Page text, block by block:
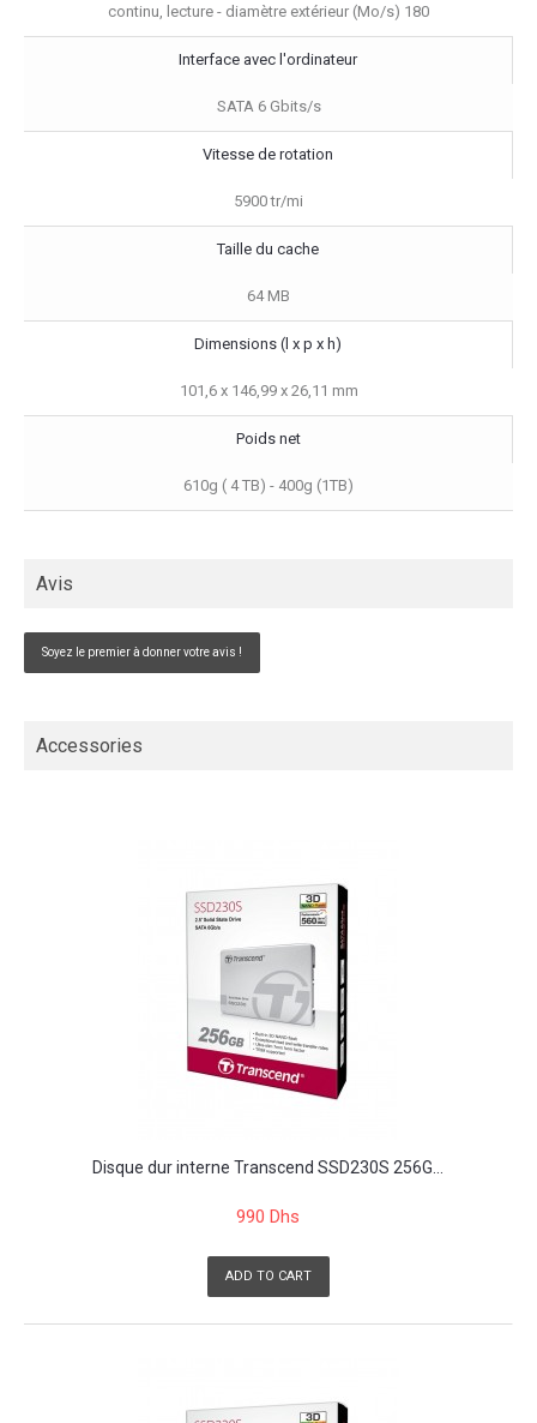
continu, lecture - diamètre extérieur (Mo/s) 180
Interface avec l'ordinateur
SATA 6 Gbits/s
Vitesse de rotation
5900 tr/mi
Taille du cache
64 MB
Dimensions (l x p x h)
101,6 x 146,99 x 26,11 mm
Poids net
610g ( 4 TB) - 400g (1TB)
Avis
Soyez le premier à donner votre avis !
Accessories
Disque dur interne Transcend SSD230S 256G...
990 Dhs
ADD TO CART